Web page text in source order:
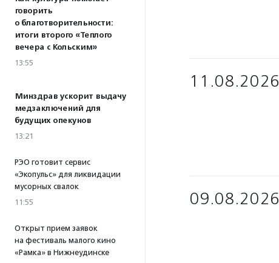
говорить
о благотворительности:
итоги второго «Теплого
вечера с Кольским»
13:55
Минздрав ускорит выдачу
медзаключений для
будущих опекунов
13:21
РЭО готовит сервис
«Экопульс» для ликвидации
мусорных свалок
11:55
Открыт прием заявок
на фестиваль малого кино
«Рамка» в Нижнеудинске
11.08.2026
09.08.2026